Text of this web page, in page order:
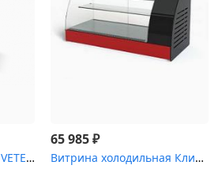
Витрина холодильная VETE OFT 130
65 985₽
Витрина холодильная Клио ,0 [ВХСд-1]